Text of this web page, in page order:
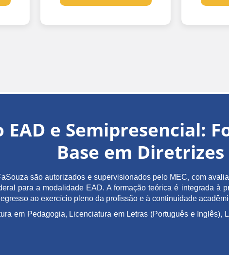
EAD e Semipresencial:
Base em Diretrizes
são autorizados e supervisionados pelo MEC, com
para a modalidade EAD. A formação teórica é integrada à
ao exercício pleno da profissão e à continuidade
em Pedagogia, Licenciatura em Letras (Português e Inglês),